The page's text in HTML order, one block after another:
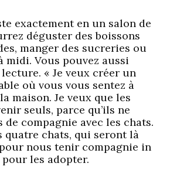
exactement en un salon de
déguster des boissons
manger des sucreries ou
midi. Vous pouvez aussi
« Je veux créer un
où vous vous sentez à
maison. Je veux que les
seuls, parce qu’ils ne
de compagnie avec les chats.
quatre chats, qui seront là
nous tenir compagnie in
les adopter.